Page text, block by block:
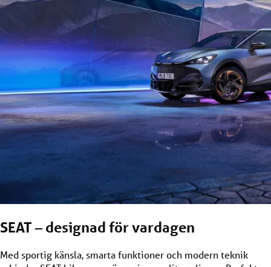
SEAT – designad för vardagen
Med sportig känsla, smarta funktioner och modern teknik